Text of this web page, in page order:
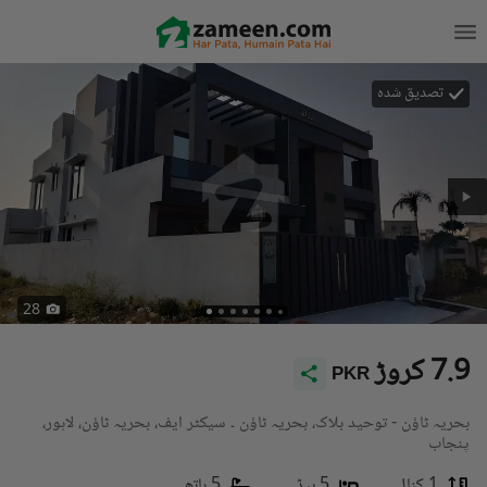
تصدیق شدہ
28
PKR 7.9 کروڑ
بحریہ ٹاؤن - توحید بلاک، بحریہ ٹاؤن ۔ سیکٹر ایف، بحریہ ٹاؤن، لاہور،
پنجاب